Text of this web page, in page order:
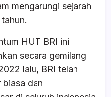
mengarungi sejarah
HUT BRI ini
secara gemilang
lalu, BRI telah
biasa dan